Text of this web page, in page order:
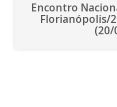
Encontro
Florianópolis/
(20/